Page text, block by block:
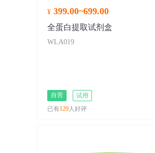
¥ 399.00~699.00
全蛋白提取试剂盒
WLA019
自营
试用
已有129人好评